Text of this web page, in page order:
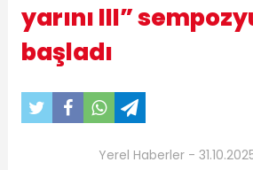
yarını III”
başladı
Yerel Haberler -